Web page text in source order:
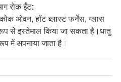
रोक ईंट:
ओवन, हॉट ब्लास्ट फर्नेस, ग्लास
से इस्तेमाल किया जा सकता है।धातु
में अपनाया जाता है।